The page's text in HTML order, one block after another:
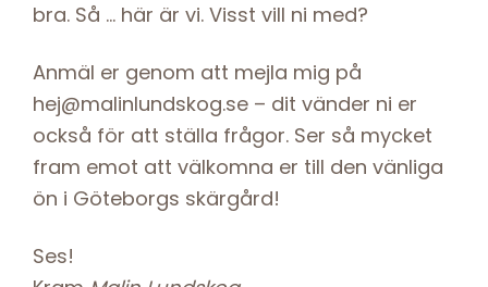
bra. Så … här är vi. Visst vill ni med?
Anmäl er genom att mejla mig på
hej@malinlundskog.se – dit vänder ni er
också för att ställa frågor. Ser så mycket
fram emot att välkomna er till den vänliga
ön i Göteborgs skärgård!
Ses!